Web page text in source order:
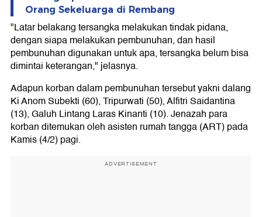
Orang Sekeluarga di Rembang
"Latar belakang tersangka melakukan tindak pidana,
dengan siapa melakukan pembunuhan, dan hasil
pembunuhan digunakan untuk apa, tersangka belum bisa
dimintai keterangan," jelasnya.
Adapun korban dalam pembunuhan tersebut yakni dalang
Ki Anom Subekti (60), Tripurwati (50), Alfitri Saidantina
(13), Galuh Lintang Laras Kinanti (10). Jenazah para
korban ditemukan oleh asisten rumah tangga (ART) pada
Kamis (4/2) pagi.
ADVERTISEMENT